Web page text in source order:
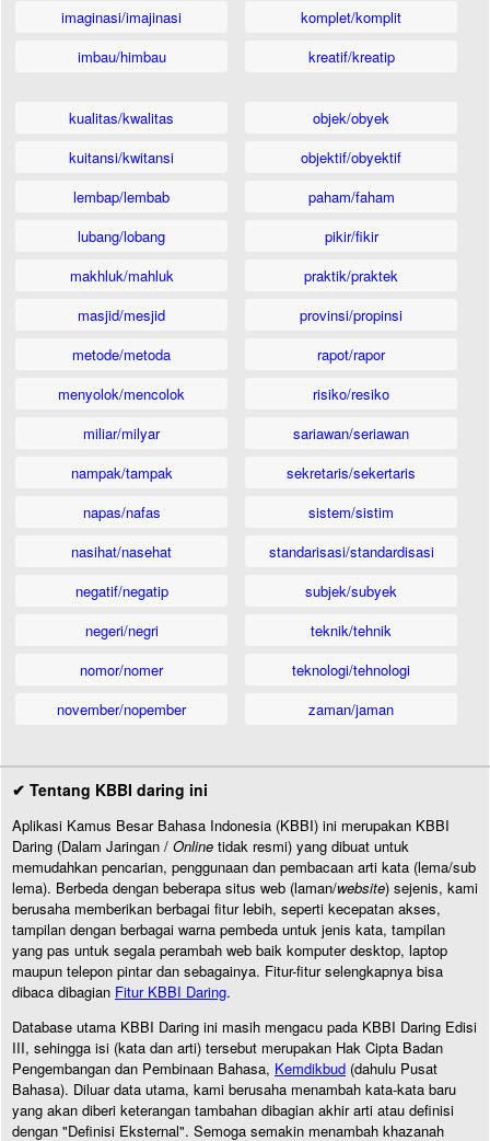
imaginasi/imajinasi
imbau/himbau
komplet/komplit
kreatif/kreatip
kualitas/kwalitas
kuitansi/kwitansi
lembap/lembab
lubang/lobang
makhluk/mahluk
masjid/mesjid
metode/metoda
menyolok/mencolok
miliar/milyar
nampak/tampak
napas/nafas
nasihat/nasehat
negatif/negatip
negeri/negri
nomor/nomer
november/nopember
objek/obyek
objektif/obyektif
paham/faham
pikir/fikir
praktik/praktek
provinsi/propinsi
rapot/rapor
risiko/resiko
sariawan/seriawan
sekretaris/sekertaris
sistem/sistim
standarisasi/standardisasi
subjek/subyek
teknik/tehnik
teknologi/tehnologi
zaman/jaman
✔ Tentang KBBI daring ini
Aplikasi Kamus Besar Bahasa Indonesia (KBBI) ini merupakan KBBI
Daring (Dalam Jaringan / Online tidak resmi) yang dibuat untuk
memudahkan pencarian, penggunaan dan pembacaan arti kata (lema/sub
lema). Berbeda dengan beberapa situs web (laman/website) sejenis, kami
berusaha memberikan berbagai fitur lebih, seperti kecepatan akses,
tampilan dengan berbagai warna pembeda untuk jenis kata, tampilan
yang pas untuk segala perambah web baik komputer desktop, laptop
maupun telepon pintar dan sebagainya. Fitur-fitur selengkapnya bisa
dibaca dibagian Fitur KBBI Daring.
Database utama KBBI Daring ini masih mengacu pada KBBI Daring Edisi
III, sehingga isi (kata dan arti) tersebut merupakan Hak Cipta Badan
Pengembangan dan Pembinaan Bahasa, Kemdikbud (dahulu Pusat
Bahasa). Diluar data utama, kami berusaha menambah kata-kata baru
yang akan diberi keterangan tambahan dibagian akhir arti atau definisi
dengan "Definisi Eksternal". Semoga semakin menambah khazanah